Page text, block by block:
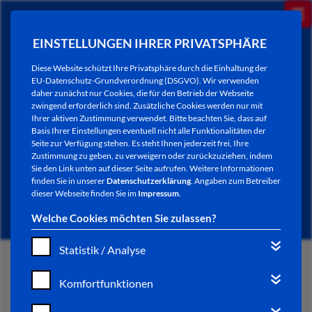
EINSTELLUNGEN IHRER PRIVATSPHÄRE
Diese Website schützt Ihre Privatsphäre durch die Einhaltung der
EU-Datenschutz-Grundverordnung (DSGVO). Wir verwenden
daher zunächst nur Cookies, die für den Betrieb der Webseite
zwingend erforderlich sind. Zusätzliche Cookies werden nur mit
Ihrer aktiven Zustimmung verwendet. Bitte beachten Sie, dass auf
Basis Ihrer Einstellungen eventuell nicht alle Funktionalitäten der
Seite zur Verfügung stehen. Es steht Ihnen jederzeit frei, Ihre
Zustimmung zu geben, zu verweigern oder zurückzuziehen, indem
Sie den Link unten auf dieser Seite aufrufen. Weitere Informationen
finden Sie in unsererDatenschutzerklärung. Angaben zum Betreiber
dieser Webseite finden Sie im Impressum.
Welche Cookies möchten Sie zulassen?
Statistik / Analyse
Komfortfunktionen
NEWSLETTER / CITY LETTER
START